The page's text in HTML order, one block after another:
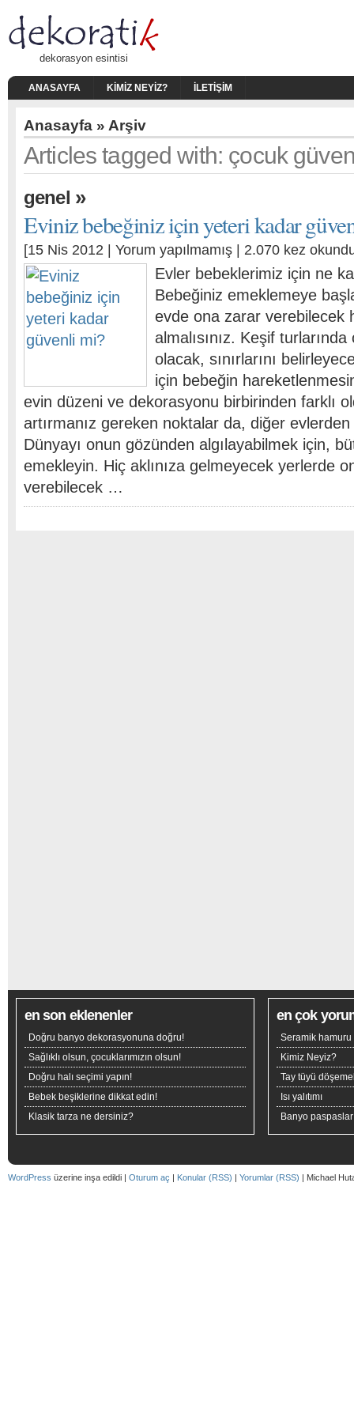
dekorasyon esintisi
ANASAYFA KIMIZ NEYIZ? İLETIŞIM
Anasayfa » Arşiv
Articles tagged with: çocuk
genel »
Eviniz bebeğiniz için yeteri kadar
[15 Nis 2012 | Yorum yapılmamış | 2.070 kez
Evler bebeklerimiz için ne
Bebeğiniz emeklemeye
evde ona zarar verebilecek
almalısınız. Keşif turlarında
olacak, sınırlarını
için bebeğin
evin düzeni ve dekorasyonu birbirinden farklı
artırmanız gereken noktalar da, diğer evlerden
Dünyayı onun gözünden algılayabilmek için,
emekleyin. Hiç aklınıza gelmeyecek yerlerde
verebilecek …
en son eklenenler
Doğru banyo dekorasyonuna doğru!
Sağlıklı olsun, çocuklarımızın olsun!
Doğru halı seçimi yapın!
Bebek beşiklerine dikkat edin!
Klasik tarza ne dersiniz?
en çok
Seramik hamuru
Kimiz Neyiz?
Tay tüyü
Isı yalıtımı
Banyo
WordPress üzerine inşa edildi | Oturum aç | Konular (RSS) | Yorumlar (RSS) | Michael